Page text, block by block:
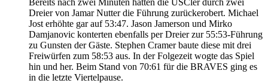
Dreier von Jamar Nutter die Führung zurückerobert. Michael
Jost erhöhte gar auf 53:47. Jason Jamerson und Mirko
Damjanovic konterten ebenfalls per Dreier zur 55:53-Führung
zu Gunsten der Gäste. Stephen Cramer baute diese mit drei
Freiwürfen zum 58:53 aus. In der Folgezeit wogte das Spiel
hin und her. Beim Stand von 70:61 für die BRAVES ging es
in die letzte Viertelpause.